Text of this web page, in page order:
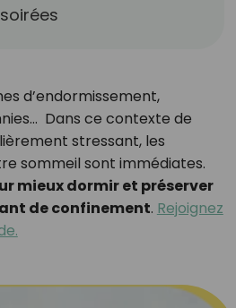
d’endormissement,
Dans ce contexte de
stressant, les
sommeil sont immédiates.
mieux dormir et préserver
de confinement. Rejoignez